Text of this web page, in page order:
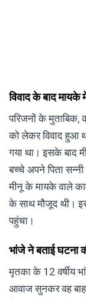
विवाद के बाद मायके
परिजनों के मुताबिक,
को लेकर विवाद हुआ
गया था। इसके बाद
बच्चे अपने पिता
मीनू के मायके वाले
के साथ मौजूद थी।
पहुंचा।
भांजे ने बताई घटना
मृतका के 12 वर्षीय
आवाज सुनकर वह